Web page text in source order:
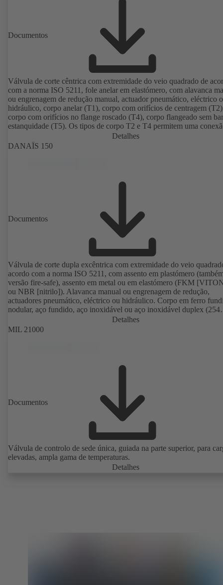
Documentos
Válvula de corte cêntrica com extremidade do veio quadrado de
com a norma ISO 5211, fole anelar em elastómero, com alavanca
ou engrenagem de redução manual, actuador pneumático, eléctrico
hidráulico, corpo anelar (T1), corpo com orifícios de centragem
corpo com orifícios no flange roscado (T4), corpo flangeado sem
estanquidade (T5). Os tipos de corpo T2 e T4 permitem uma
unilateral e a montagem como válvula final com contraflange.
conformidade com as normas EN, ASME e JIS.
Detalhes
DANAÏS 150
Documentos
Válvula de corte dupla excêntrica com extremidade do veio
acordo com a norma ISO 5211, com assento em plastómero
versão fire-safe), assento em metal ou em elastómero (FKM
ou NBR [nitrilo]). Alavanca manual ou engrenagem de redução,
actuadores pneumático, eléctrico ou hidráulico. Corpo em ferro
nodular, aço fundido, aço inoxidável ou aço inoxidável duplex (254
SMO). Corpo anelar (T1), corpo com orifícios no flange roscado
para conexão unilateral e aplicação como válvula final com
antideflagrante conforme a Directiva 2014/34/UE.
Detalhes
MIL 21000
Documentos
Válvula de controlo de sede única, guiada na parte superior, para
elevadas, ampla gama de temperaturas.
Detalhes